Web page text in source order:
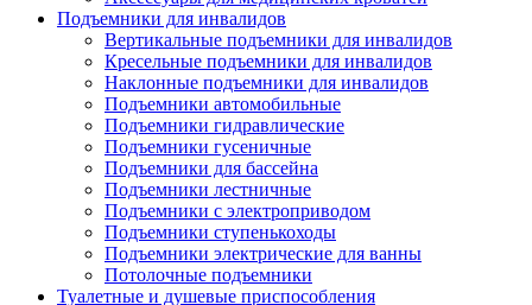
Подъемники для инвалидов
Вертикальные подъемники для инвалидов
Кресельные подъемники для инвалидов
Наклонные подъемники для инвалидов
Подъемники автомобильные
Подъемники гидравлические
Подъемники гусеничные
Подъемники для бассейна
Подъемники лестничные
Подъемники с электроприводом
Подъемники ступенькоходы
Подъемники электрические для ванны
Потолочные подъемники
Туалетные и душевые приспособления